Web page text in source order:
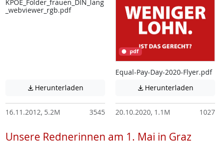
KPOE_Folder_frauen_DIN_lang
_webviewer_rgb.pdf
 Herunterladen Achtung: Diese Datei enthält unter
16.11.2012, 5.2M 3545
pdf
Equal-Pay-Day-2020-Flyer.pdf
 Herunterladen
20.10.2020, 1.1M 1027
Unsere Rednerinnen am 1. Mai in Graz